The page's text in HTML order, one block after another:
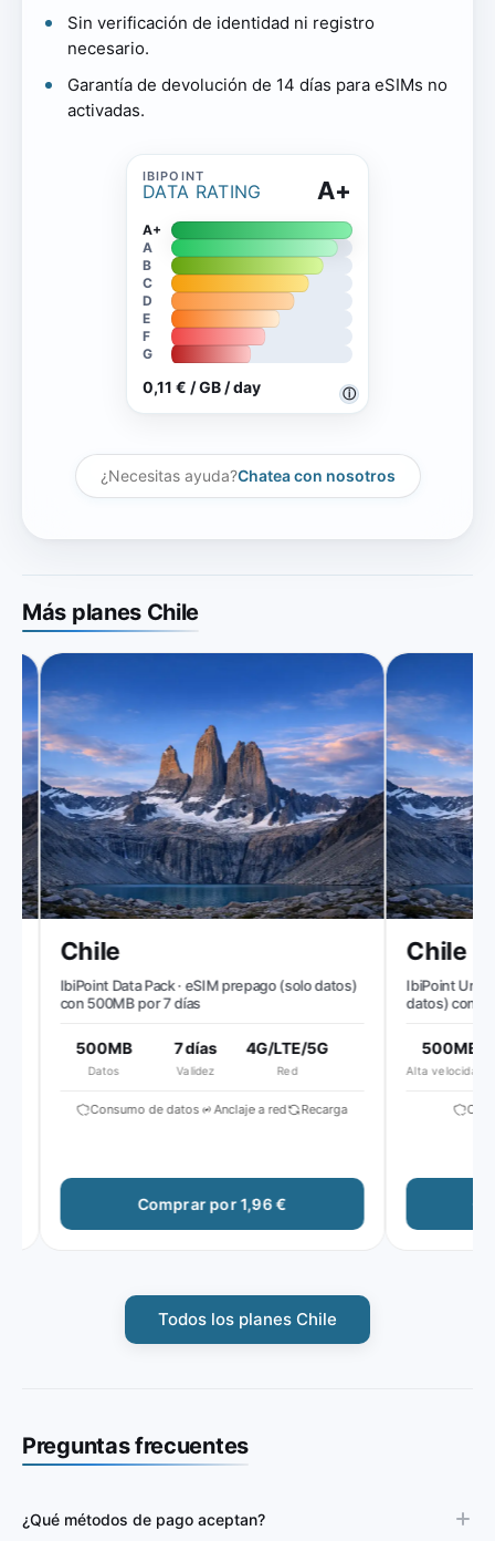
Sin verificación de identidad ni registro
necesario.
Garantía de devolución de 14 días para eSIMs no
activadas.
DATA RATING
ⓘ
A+
A+
A
B
C
D
E
F
G
0,11 € / GB / day
¿Necesitas ayuda?Chatea con nosotros
Más planes Chile
Chile
IbiPoint Data Pack · eSIM prepago (solo datos)
con 500MB por 7 días
500MB
Datos
7 días
Validez
4G/LTE/5G
Red
Consumo de datos Anclaje a red Recarga
Comprar por 1,96 €
Chile
IbiPoint
datos) con
500MB
Alta velocidad diaria
Todos los planes Chile
Preguntas frecuentes
¿Qué métodos de pago aceptan?